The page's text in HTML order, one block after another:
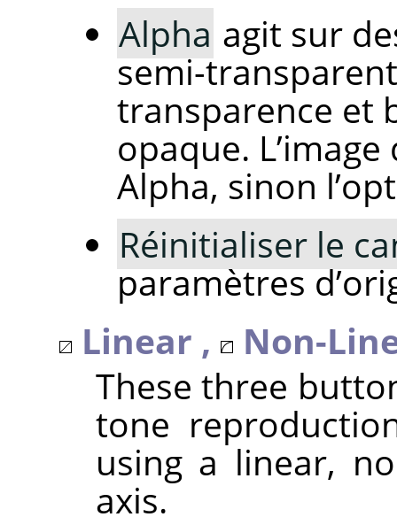
Alpha agit sur
semi-
transparence et
opaque.
Alpha, sinon
Réinitialiser le
paramètres
Linear ,
Non-
These three
tone
using a linear,
axis.